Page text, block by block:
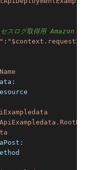
セスログ取得用